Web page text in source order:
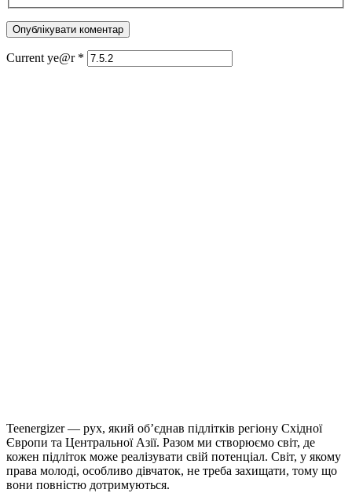
Current ye@r *
Teenergizer — рух, який об’єднав підлітків регіону Східної
Європи та Центральної Азії. Разом ми створюємо світ, де
кожен підліток може реалізувати свій потенціал. Світ, у якому
права молоді, особливо дівчаток, не треба захищати, тому що
вони повністю дотримуються.